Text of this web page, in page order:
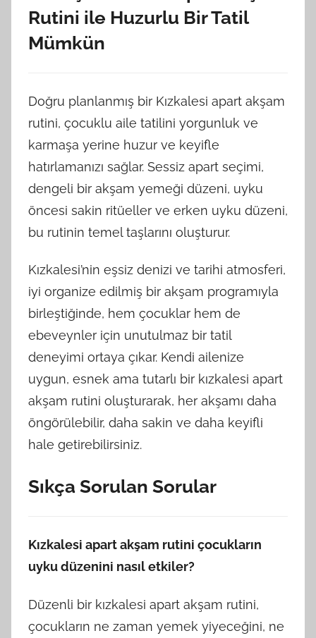
Rutini ile Huzurlu Bir Tatil
Mümkün
Doğru planlanmış bir Kızkalesi apart akşam
rutini, çocuklu aile tatilini yorgunluk ve
karmaşa yerine huzur ve keyifle
hatırlamanızı sağlar. Sessiz apart seçimi,
dengeli bir akşam yemeği düzeni, uyku
öncesi sakin ritüeller ve erken uyku düzeni,
bu rutinin temel taşlarını oluşturur.
Kızkalesi’nin eşsiz denizi ve tarihi atmosferi,
iyi organize edilmiş bir akşam programıyla
birleştiğinde, hem çocuklar hem de
ebeveynler için unutulmaz bir tatil
deneyimi ortaya çıkar. Kendi ailenize
uygun, esnek ama tutarlı bir kızkalesi apart
akşam rutini oluşturarak, her akşamı daha
öngörülebilir, daha sakin ve daha keyifli
hale getirebilirsiniz.
Sıkça Sorulan Sorular
Kızkalesi apart akşam rutini çocukların
uyku düzenini nasıl etkiler?
Düzenli bir kızkalesi apart akşam rutini,
çocukların ne zaman yemek yiyeceğini, ne